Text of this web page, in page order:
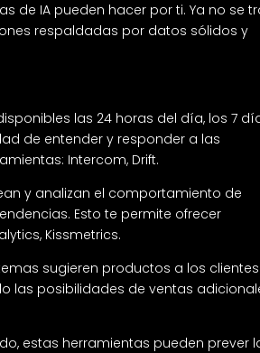
de IA pueden hacer por ti. Ya no se
respaldadas por datos sólidos y
las 24 horas del día, los 7
de entender y responder a las
Intercom, Drift.
y analizan el comportamiento de
Esto te permite ofrecer
Kissmetrics.
sugieren productos a los clientes
las posibilidades de ventas
estas herramientas pueden prever